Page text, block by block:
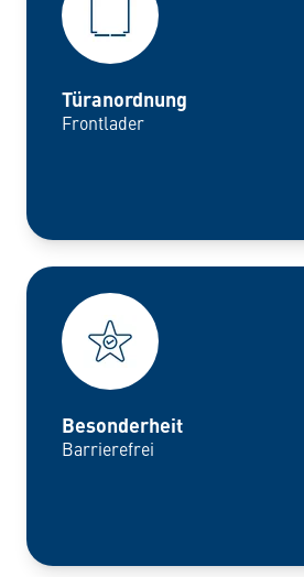
Türanordnung
Frontlader
Besonderheit
Barrierefrei